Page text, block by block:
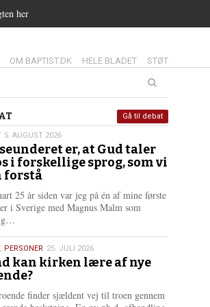
her
14.0:
OM BAPTIST.DK 15.0:
HELE BLADET 16.0:
STØT
5. AUGUST 2026
er, at Gud taler
i forskellige sprog, som vi
forstå
25 år siden var jeg på én af mine første
i Sverige med Magnus Malm som
s
m
e
r
e
, PERSONER 25. JULI 2026
kan kirken lære af nye
finder sjældent vej til troen gennem
Gå til debat